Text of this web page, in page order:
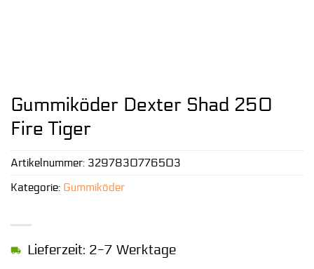
Gummiköder Dexter Shad 250
Fire Tiger
Lieferzeit: 2-7 Werktage
Artikelnummer: 3297830776503
Kategorie: Gummiköder